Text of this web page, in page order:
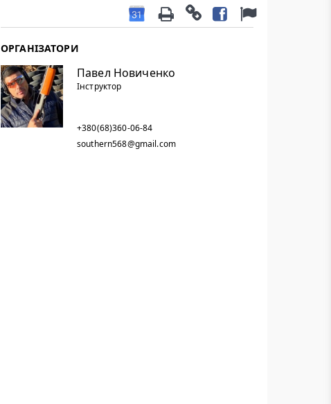
ОРГАНІЗАТОРИ
Павел Новиченко
Інструктор
+380(68)360-06-84
southern568@gmail.com